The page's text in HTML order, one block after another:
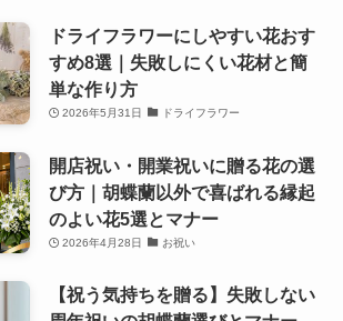
ドライフラワーにしやすい花おす
すめ8選｜失敗しにくい花材と簡
単な作り方
2026年5月31日 ドライフラワー
開店祝い・開業祝いに贈る花の選
び方｜胡蝶蘭以外で喜ばれる縁起
のよい花5選とマナー
2026年4月28日 お祝い
【祝う気持ちを贈る】失敗しない